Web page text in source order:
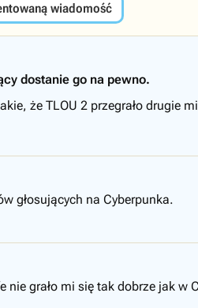
wiadomość
dostanie go na pewno.
że TLOU 2 przegrało drugie
głosujących na Cyberpunka.
grało mi się tak dobrze jak w